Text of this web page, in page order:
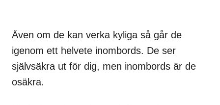
Även om de kan verka kyliga så går de
igenom ett helvete inombords. De ser
självsäkra ut för dig, men inombords är de
osäkra.